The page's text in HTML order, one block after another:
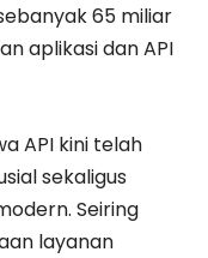
65 miliar
aplikasi dan API
API kini telah
sekaligus
Seiring
layanan